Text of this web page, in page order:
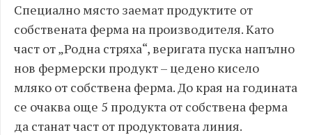
Специално място заемат продуктите от
собствената ферма на производителя. Като
част от „Родна стряха“, веригата пуска напълно
нов фермерски продукт – цедено кисело
мляко от собствена ферма. До края на годината
се очаква още 5 продукта от собствена ферма
да станат част от продуктовата линия.